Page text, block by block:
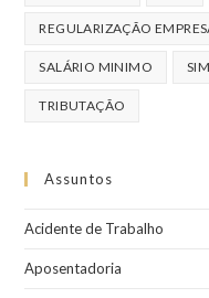
REGULARIZAÇÃO
SALÁRIO MINIMO
TRIBUTAÇÃO
Assuntos
Acidente de Trabalho
Aposentadoria